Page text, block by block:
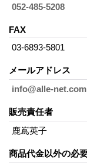
052-485-5208
FAX
03-6893-5801
メールアドレス
info@alle-net.com
販売責任者
鹿嶌英子
商品代金以外の必